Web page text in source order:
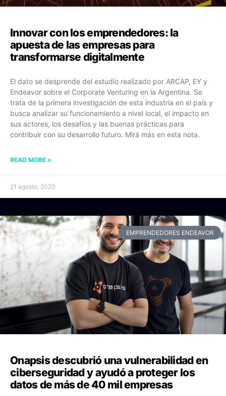
Innovar con los emprendedores: la
apuesta de las empresas para
transformarse digitalmente
El dato se desprende del estudio realizado por ARCAP, EY y
Endeavor sobre el Corporate Venturing en la Argentina. Se
trata de la primera investigación de esta industria en el país y
busca analizar su funcionamiento a nivel local, el impacto en
sus actores, los desafíos y las buenas prácticas para
contribuir con su desarrollo futuro. Mirá más en esta nota.
READ MORE »
21 agosto, 2020
EMPRENDEDORES ENDEAVOR
Onapsis descubrió una vulnerabilidad en
ciberseguridad y ayudó a proteger los
datos de más de 40 mil empresas